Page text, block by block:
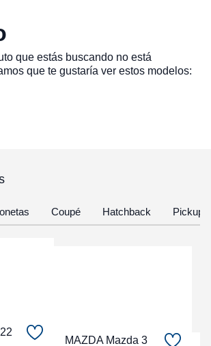
que estás buscando no está
que te gustaría ver estos modelos:
Coupé Hatchback Pickup
MAZDA Mazda 3